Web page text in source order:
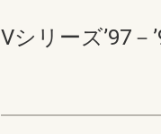
Vシリーズ’97－